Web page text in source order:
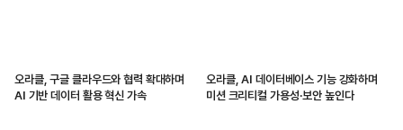
오라클, 구글 클라우드와 협력 확대하며
AI 기반 데이터 활용 혁신 가속
오라클, AI 데이터베이스 기능 강화하며
미션 크리티컬 가용성·보안 높인다